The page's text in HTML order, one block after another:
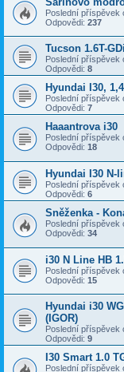
Poslední příspěvek
Odpovědi: 237
Tucson 1.6T-
Poslední příspěvek
Odpovědi: 8
Hyundai I30,
Poslední příspěvek
Odpovědi: 7
Haaantrova i30
Poslední příspěvek
Odpovědi: 18
Hyundai I30 N-
Poslední příspěvek
Odpovědi: 6
Sněženka -
Poslední příspěvek
Odpovědi: 34
i30 N Line HB
Poslední příspěvek
Odpovědi: 15
Hyundai i30
(IGOR)
Poslední příspěvek
Odpovědi: 9
I30 Smart 1.0
Poslední příspěvek